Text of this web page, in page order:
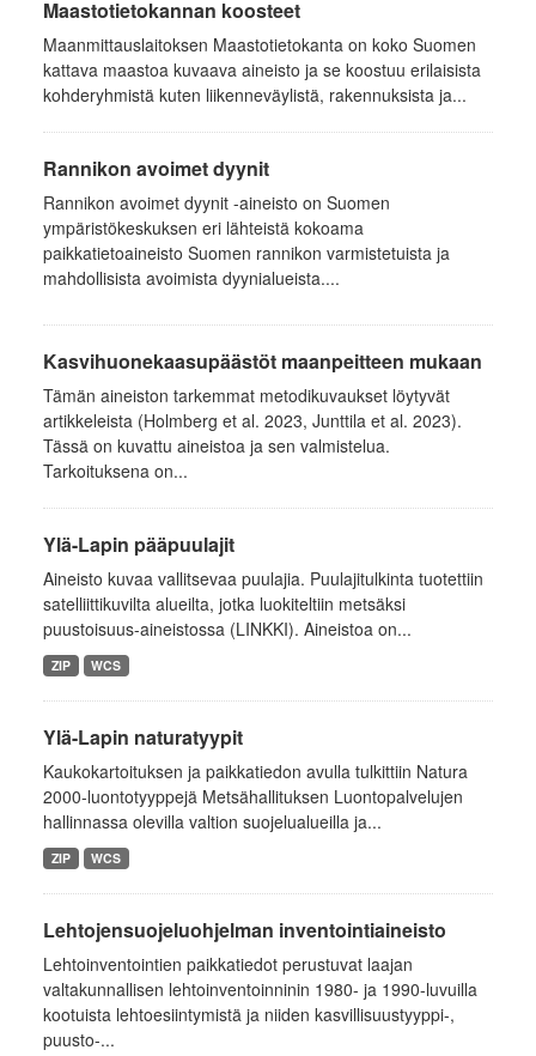
Maastotietokannan koosteet
Maanmittauslaitoksen Maastotietokanta on koko Suomen
kattava maastoa kuvaava aineisto ja se koostuu erilaisista
kohderyhmistä kuten liikenneväylistä, rakennuksista ja...
Rannikon avoimet dyynit
Rannikon avoimet dyynit -aineisto on Suomen
ympäristökeskuksen eri lähteistä kokoama
paikkatietoaineisto Suomen rannikon varmistetuista ja
mahdollisista avoimista dyynialueista....
Kasvihuonekaasupäästöt maanpeitteen mukaan
Tämän aineiston tarkemmat metodikuvaukset löytyvät
artikkeleista (Holmberg et al. 2023, Junttila et al. 2023).
Tässä on kuvattu aineistoa ja sen valmistelua.
Tarkoituksena on...
Ylä-Lapin pääpuulajit
Aineisto kuvaa vallitsevaa puulajia. Puulajitulkinta tuotettiin
satelliittikuvilta alueilta, jotka luokiteltiin metsäksi
puustoisuus-aineistossa (LINKKI). Aineistoa on...
ZIP WCS
Ylä-Lapin naturatyypit
Kaukokartoituksen ja paikkatiedon avulla tulkittiin Natura
2000-luontotyyppejä Metsähallituksen Luontopalvelujen
hallinnassa olevilla valtion suojelualueilla ja...
ZIP WCS
Lehtojensuojeluohjelman inventointiaineisto
Lehtoinventointien paikkatiedot perustuvat laajan
valtakunnallisen lehtoinventoinninin 1980- ja 1990-luvuilla
kootuista lehtoesiintymistä ja niiden kasvillisuustyyppi-,
puusto-...